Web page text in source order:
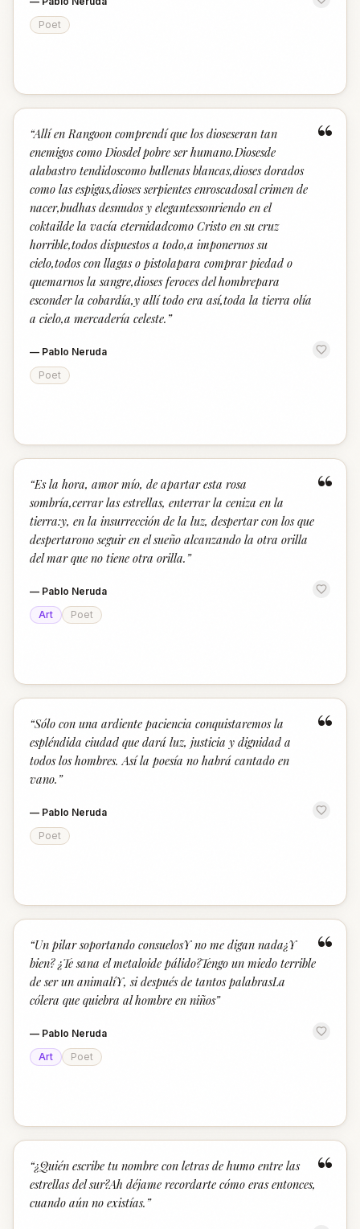
Poet
“
“Allí en Rangoon comprendí que los dioseseran tan
enemigos como Diosdel pobre ser humano.Diosesde
alabastro tendidoscomo ballenas blancas,dioses dorados
como las espigas,dioses serpientes enroscadosal crimen de
nacer,budhas desnudos y elegantessonriendo en el
coktailde la vacía eternidadcomo Cristo en su cruz
horrible,todos dispuestos a todo,a imponernos su
cielo,todos con llagas o pistolapara comprar piedad o
quemarnos la sangre,dioses feroces del hombrepara
esconder la cobardía,y allí todo era así,toda la tierra olía
a cielo,a mercadería celeste. ”
— Pablo Neruda
Poet
“
“Es la hora, amor mío, de apartar esta rosa
sombría,cerrar las estrellas, enterrar la ceniza en la
tierra:y, en la insurrección de la luz, despertar con los que
despertarono seguir en el sueño alcanzando la otra orilla
del mar que no tiene otra orilla. ”
— Pablo Neruda
Art
Poet
“
“Sólo con una ardiente paciencia conquistaremos la
espléndida ciudad que dará luz, justicia y dignidad a
todos los hombres. Así la poesía no habrá cantado en
vano. ”
— Pablo Neruda
Poet
“
“Un pilar soportando consuelosY no me digan nada¿Y
bien? ¿Te sana el metaloide pálido?Tengo un miedo terrible
de ser un animalíY, si después de tantos palabrasLa
cólera que quiebra al hombre en niños”
— Pablo Neruda
Art
Poet
“
“¿Quién escribe tu nombre con letras de humo entre las
estrellas del sur?Ah déjame recordarte cómo eras entonces,
cuando aún no existías. ”